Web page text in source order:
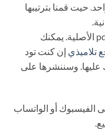
حيت قمنا بترتيبها
جميع الحقوق محفوظة لأصحاب ملفات pdf الأصلية. يمكنك
تلاميذي إن كنت تود
عليها. وسننشرها على
أو الواتساب